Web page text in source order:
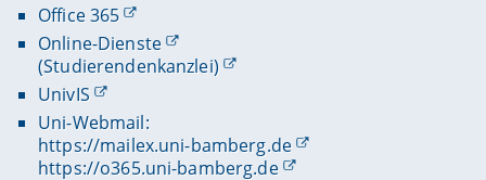
Office 365
Online-Dienste
(Studierendenkanzlei)
UnivIS
Uni-Webmail:
https://mailex.uni-bamberg.de
https://o365.uni-bamberg.de